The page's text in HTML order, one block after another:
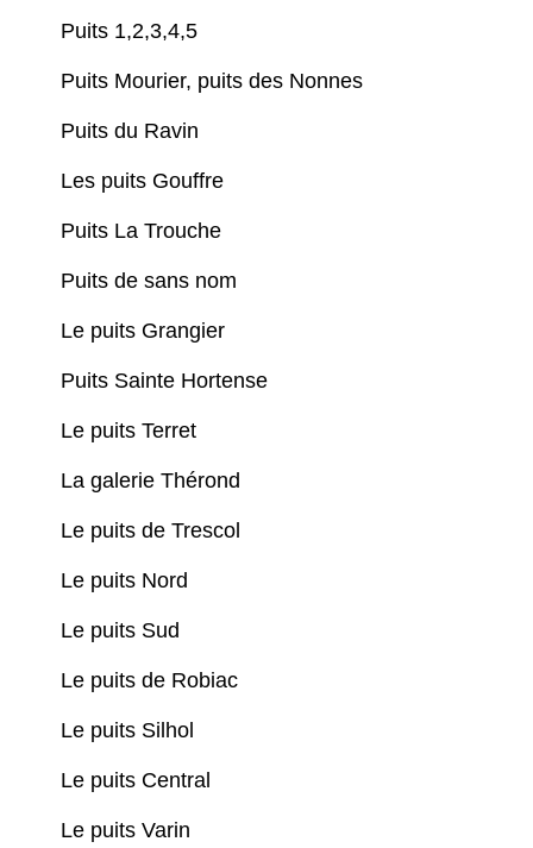
Puits 1,2,3,4,5
Puits Mourier, puits des Nonnes
Puits du Ravin
Les puits Gouffre
Puits La Trouche
Puits de sans nom
Le puits Grangier
Puits Sainte Hortense
Le puits Terret
La galerie Thérond
Le puits de Trescol
Le puits Nord
Le puits Sud
Le puits de Robiac
Le puits Silhol
Le puits Central
Le puits Varin